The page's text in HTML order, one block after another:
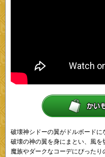
破壊神シドーの翼がドルボードに
破壊の神の翼を身にまとい、風を
魔族やダークなコーデにぴったり